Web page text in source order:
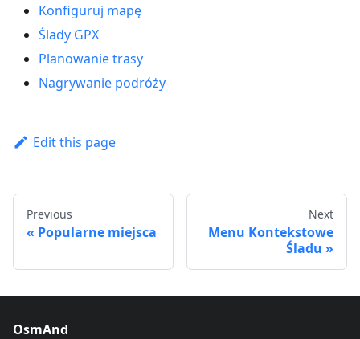
Konfiguruj mapę
Ślady GPX
Planowanie trasy
Nagrywanie podróży
Edit this page
Previous
Popularne miejsca
Next
Menu Kontekstowe
Śladu
OsmAnd